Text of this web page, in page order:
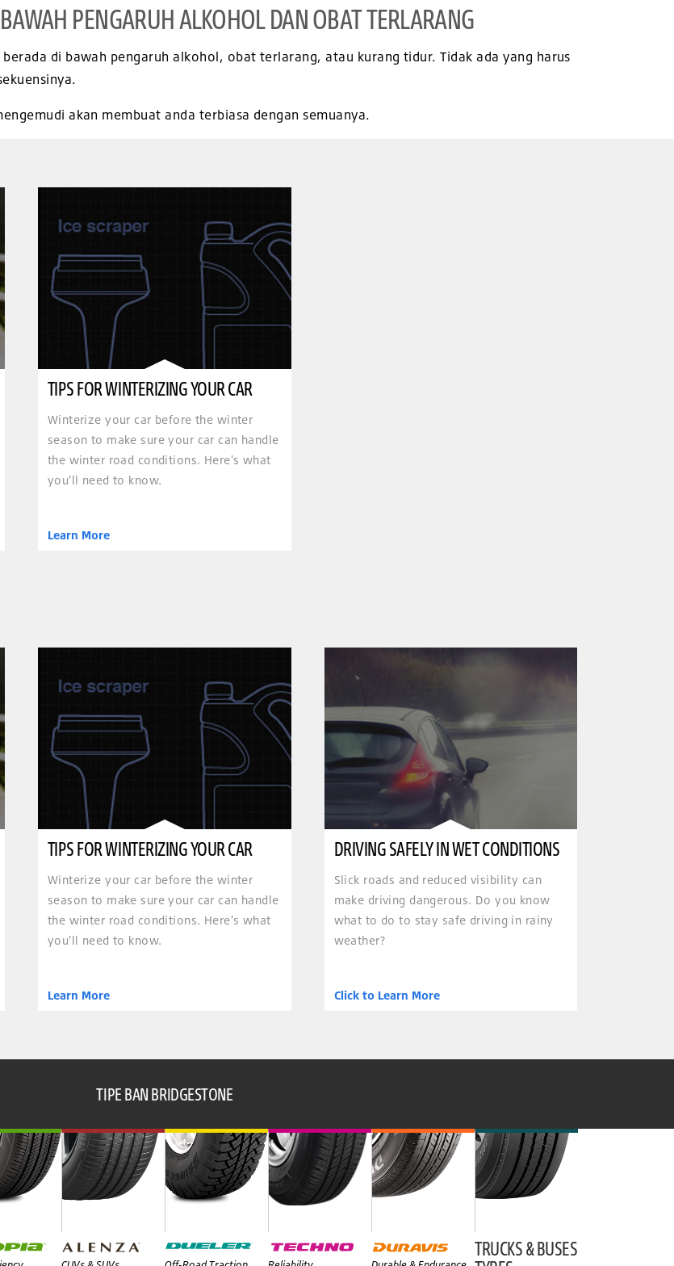
PENGARUH ALKOHOL DAN OBAT TERLARANG
di bawah pengaruh alkohol, obat terlarang, atau kurang tidur. Tidak ada yang harus
akan membuat anda terbiasa dengan semuanya.
TIPS FOR WINTERIZING YOUR CAR
Winterize your car before the winter
season to make sure your car can handle
the winter road conditions. Here's what
you'll need to know.
Learn More
TIPS FOR WINTERIZING YOUR CAR
Winterize your car before the winter
season to make sure your car can handle
the winter road conditions. Here's what
you'll need to know.
Learn More
DRIVING SAFELY IN WET CONDITIONS
Slick roads and reduced visibility can
make driving dangerous. Do you know
what to do to stay safe driving in rainy
weather?
Click to Learn More
TIPE BAN BRIDGESTONE
TRUCKS & BUSES